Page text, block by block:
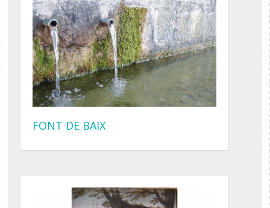
FONT DE BAIX